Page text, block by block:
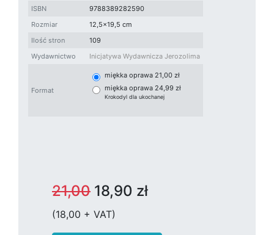
ISBN
9788389282590
Rozmiar
12,5x19,5 cm
Ilość stron
109
Wydawnictwo
Inicjatywa Wydawnicza Jerozolima
Format
miękka oprawa 21,00 zł
miękka oprawa 24,99 zł
Krokodyl dla ukochanej
21,00 18,90 zł
(18,00 + VAT)